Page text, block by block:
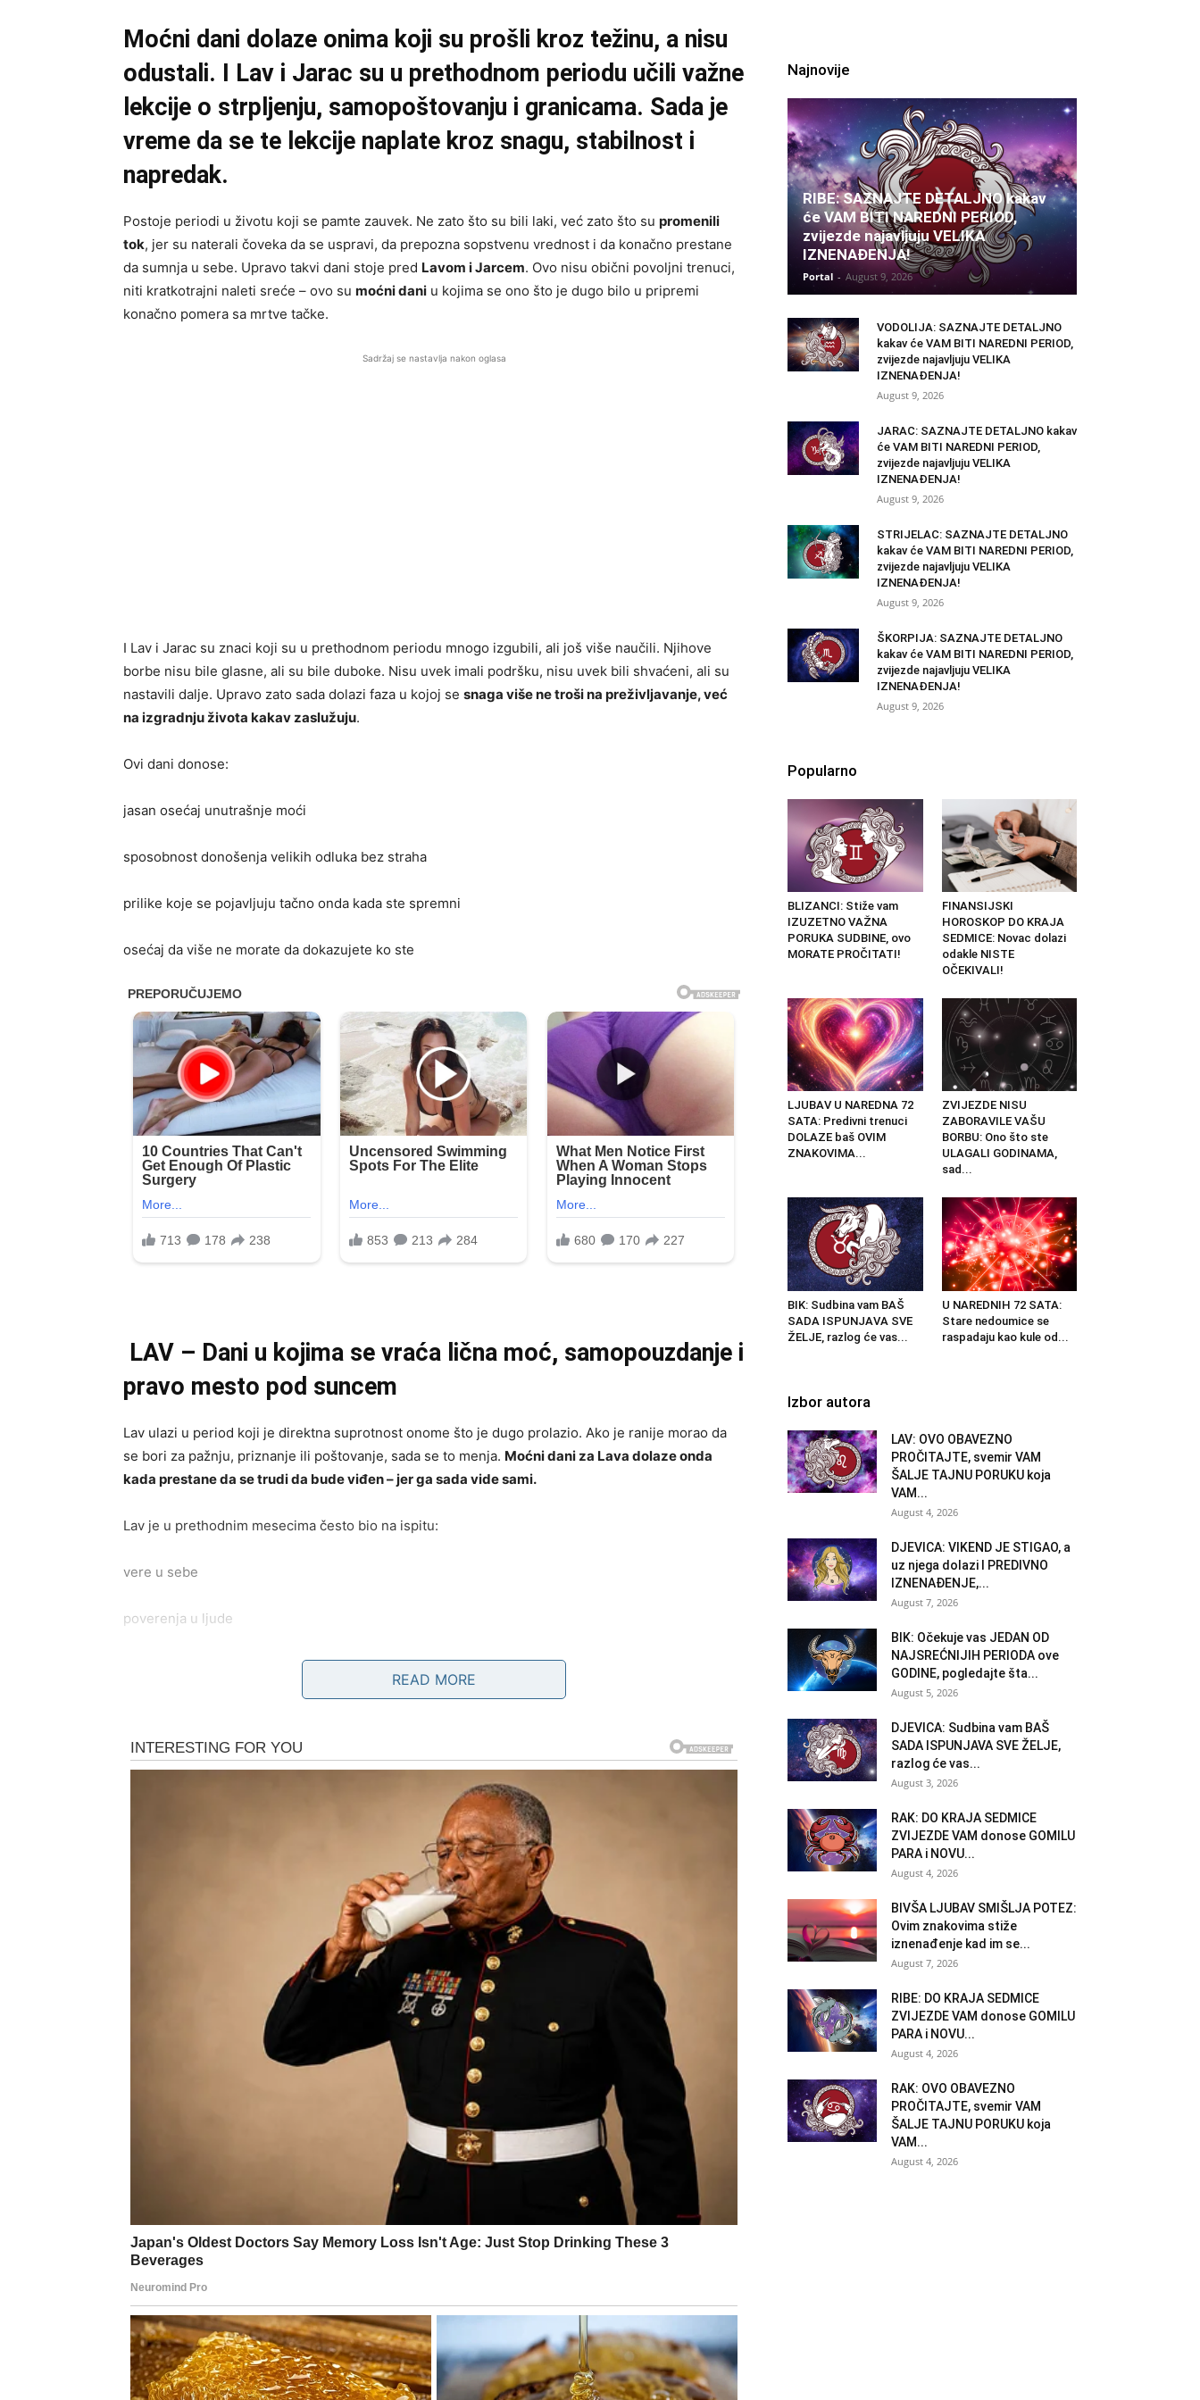
Moćni dani dolaze onima koji su prošli kroz težinu, a nisu
odustali. I Lav i Jarac su u prethodnom periodu učili važne
lekcije o strpljenju, samopoštovanju i granicama. Sada je
vreme da se te lekcije naplate kroz snagu, stabilnost i
napredak.
Postoje periodi u životu koji se pamte zauvek. Ne zato što su bili laki, već zato što su promenili
tok, jer su naterali čoveka da se uspravi, da prepozna sopstvenu vrednost i da konačno prestane
da sumnja u sebe. Upravo takvi dani stoje pred Lavom i Jarcem. Ovo nisu obični povoljni trenuci,
niti kratkotrajni naleti sreće – ovo su moćni dani u kojima se ono što je dugo bilo u pripremi
konačno pomera sa mrtve tačke.
Sadržaj se nastavlja nakon oglasa
I Lav i Jarac su znaci koji su u prethodnom periodu mnogo izgubili, ali još više naučili. Njihove
borbe nisu bile glasne, ali su bile duboke. Nisu uvek imali podršku, nisu uvek bili shvaćeni, ali su
nastavili dalje. Upravo zato sada dolazi faza u kojoj se snaga više ne troši na preživljavanje, već
na izgradnju života kakav zaslužuju.
Ovi dani donose:
jasan osećaj unutrašnje moći
sposobnost donošenja velikih odluka bez straha
prilike koje se pojavljuju tačno onda kada ste spremni
osećaj da više ne morate da dokazujete ko ste
LAV – Dani u kojima se vraća lična moć, samopouzdanje i
pravo mesto pod suncem
Lav ulazi u period koji je direktna suprotnost onome što je dugo prolazio. Ako je ranije morao da
se bori za pažnju, priznanje ili poštovanje, sada se to menja. Moćni dani za Lava dolaze onda
kada prestane da se trudi da bude viđen – jer ga sada vide sami.
Lav je u prethodnim mesecima često bio na ispitu:
vere u sebe
poverenja u ljude
strpljenja da sačeka pravi trenutak
nečemu ključnom:vaša vrednost ne zavisi od tuđeg priznanja.
Ovi moćni dani počinju iznutra. Prvo se menja vaš stav, način na koji gledate sebe i svet. Počinjete
prestajete da objašnjavate svoje odluke
Lav sada jasno vidi gde je davao previše, gde je bio lojalan pogrešnima i gde je pokušavao da održi
odnose koji su ga iscrpljivali. Umesto gorčine, dolazi
mirna odlučnost
. Više nema potrebe da se
vraćate unazad, jer znate koliko ste daleko stigli.
Na poslovnom i društvenom planu, ovi dani donose . To može biti:
priznanje koje kasni, ali dolazi u pravom trenutku
nova uloga ili odgovornost
odluka koja vas postavlja u jaču poziciju
Lav sada ima snagu da kaže „da“ onome što ga podiže i „ne“ onome što ga umanjuje. Ljudi počinju
READ MORE
Najnovije
RIBE: SAZNAJTE DETALJNO kakav
će VAM BITI NAREDNI PERIOD,
zvijezde najavljuju VELIKA
IZNENAĐENJA!
Portal - August 9, 2026
VODOLIJA: SAZNAJTE DETALJNO
kakav će VAM BITI NAREDNI PERIOD,
zvijezde najavljuju VELIKA
IZNENAĐENJA!
August 9, 2026
JARAC: SAZNAJTE DETALJNO kakav
će VAM BITI NAREDNI PERIOD,
zvijezde najavljuju VELIKA
IZNENAĐENJA!
August 9, 2026
STRIJELAC: SAZNAJTE DETALJNO
kakav će VAM BITI NAREDNI PERIOD,
zvijezde najavljuju VELIKA
IZNENAĐENJA!
August 9, 2026
ŠKORPIJA: SAZNAJTE DETALJNO
kakav će VAM BITI NAREDNI PERIOD,
zvijezde najavljuju VELIKA
IZNENAĐENJA!
August 9, 2026
Popularno
BLIZANCI: Stiže vam
IZUZETNO VAŽNA
PORUKA SUDBINE, ovo
MORATE PROČITATI!
FINANSIJSKI
HOROSKOP DO KRAJA
SEDMICE: Novac dolazi
odakle NISTE
OČEKIVALI!
LJUBAV U NAREDNA 72
SATA: Predivni trenuci
DOLAZE baš OVIM
ZNAKOVIMA...
ZVIJEZDE NISU
ZABORAVILE VAŠU
BORBU: Ono što ste
ULAGALI GODINAMA,
sad...
BIK: Sudbina vam BAŠ
SADA ISPUNJAVA SVE
ŽELJE, razlog će vas...
U NAREDNIH 72 SATA:
Stare nedoumice se
raspadaju kao kule od...
Izbor autora
LAV: OVO OBAVEZNO
PROČITAJTE, svemir VAM
ŠALJE TAJNU PORUKU koja
VAM...
August 4, 2026
DJEVICA: VIKEND JE STIGAO, a
uz njega dolazi I PREDIVNO
IZNENAĐENJE,...
August 7, 2026
BIK: Očekuje vas JEDAN OD
NAJSREĆNIJIH PERIODA ove
GODINE, pogledajte šta...
August 5, 2026
DJEVICA: Sudbina vam BAŠ
SADA ISPUNJAVA SVE ŽELJE,
razlog će vas...
August 3, 2026
RAK: DO KRAJA SEDMICE
ZVIJEZDE VAM donose GOMILU
PARA i NOVU...
August 4, 2026
BIVŠA LJUBAV SMIŠLJA POTEZ:
Ovim znakovima stiže
iznenađenje kad im se...
August 7, 2026
RIBE: DO KRAJA SEDMICE
ZVIJEZDE VAM donose GOMILU
PARA i NOVU...
August 4, 2026
RAK: OVO OBAVEZNO
PROČITAJTE, svemir VAM
ŠALJE TAJNU PORUKU koja
VAM...
August 4, 2026